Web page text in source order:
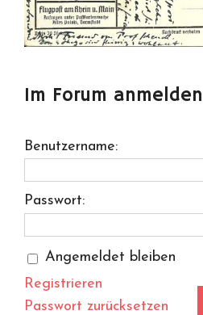
Im Forum anmelden
Benutzername:
Passwort:
Angemeldet bleiben
Registrieren
Passwort zurücksetzen